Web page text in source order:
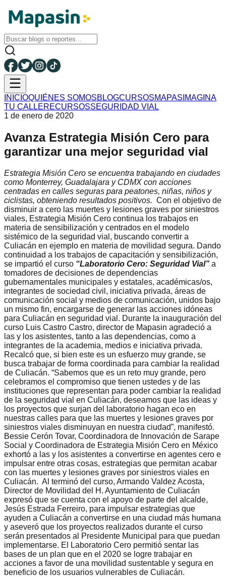
INICIOQUIÉNES SOMOSBLOGCURSOSMAPAS IMAGINA
TU CALLERECURSOSSEGURIDAD VIAL
1 de enero de 2020
Avanza Estrategia Misión Cero para
garantizar una mejor seguridad vial
Estrategia Misión Cero se encuentra trabajando en ciudades
como Monterrey, Guadalajara y CDMX con acciones
centradas en calles seguras para peatones, niñas, niños y
ciclistas, obteniendo resultados positivos. Con el objetivo de
disminuir a cero las muertes y lesiones graves por siniestros
viales, Estrategia Misión Cero continua los trabajos en
materia de sensibilización y centrados en el modelo
sistémico de la seguridad vial, buscando convertir a
Culiacán en ejemplo en materia de movilidad segura. Dando
continuidad a los trabajos de capacitación y sensibilización,
se impartió el curso “Laboratorio Cero: Seguridad Vial” a
tomadores de decisiones de dependencias
gubernamentales municipales y estatales, académicas/os,
integrantes de sociedad civil, iniciativa privada, áreas de
comunicación social y medios de comunicación, unidos bajo
un mismo fin, encargarse de generar las acciones idóneas
para Culiacán en seguridad vial. Durante la inauguración del
curso Luis Castro Castro, director de Mapasin agradeció a
las y los asistentes, tanto a las dependencias, como a
integrantes de la academia, medios e iniciativa privada.
Recalcó que, si bien este es un esfuerzo muy grande, se
busca trabajar de forma coordinada para cambiar la realidad
de Culiacán. “Sabemos que es un reto muy grande, pero
celebramos el compromiso que tienen ustedes y de las
instituciones que representan para poder cambiar la realidad
de la seguridad vial en Culiacán, deseamos que las ideas y
los proyectos que surjan del laboratorio hagan eco en
nuestras calles para que las muertes y lesiones graves por
siniestros viales disminuyan en nuestra ciudad”, manifestó.
Bessie Cerón Tovar, Coordinadora de Innovación de Sarape
Social y Coordinadora de Estrategia Misión Cero en México
exhortó a las y los asistentes a convertirse en agentes cero e
impulsar entre otras cosas, estrategias que permitan acabar
con las muertes y lesiones graves por siniestros viales en
Culiacán. Al terminó del curso, Armando Valdez Acosta,
Director de Movilidad del H. Ayuntamiento de Culiacán
expresó que se cuenta con el apoyo de parte del alcalde,
Jesús Estrada Ferreiro, para impulsar estrategias que
ayuden a Culiacán a convertirse en una ciudad más humana
y aseveró que los proyectos realizados durante el curso
serán presentados al Presidente Municipal para que puedan
implementarse. El Laboratorio Cero permitió sentar las
bases de un plan que en el 2020 se logre trabajar en
acciones a favor de una movilidad sustentable y segura en
beneficio de los usuarios vulnerables de Culiacán.